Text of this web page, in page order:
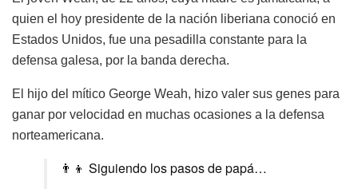
quien el hoy presidente de la nación liberiana conoció en
Estados Unidos, fue una pesadilla constante para la
defensa galesa, por la banda derecha.
El hijo del mítico George Weah, hizo valer sus genes para
ganar por velocidad en muchas ocasiones a la defensa
norteamericana.
👨‍👦 Siguiendo los pasos de papá…